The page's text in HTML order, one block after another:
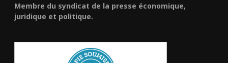
Membre du syndicat de la presse économique,
juridique et politique.